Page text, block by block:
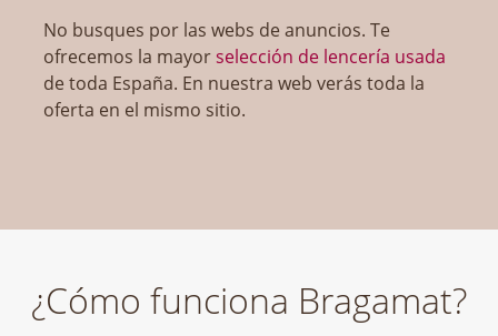
No busques por las webs de anuncios. Te
ofrecemos la mayorselección de lencería usada
de toda España. En nuestra web verás toda la
oferta en el mismo sitio.
¿Cómo funciona Bragamat?